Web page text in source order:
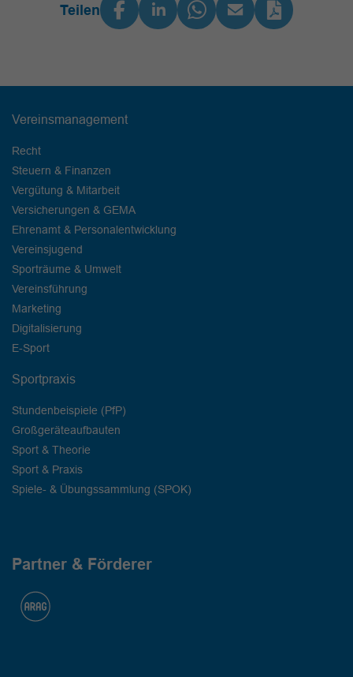
Teilen
Vereinsmanagement
Recht
Steuern & Finanzen
Vergütung & Mitarbeit
Versicherungen & GEMA
Ehrenamt & Personalentwicklung
Vereinsjugend
Sporträume & Umwelt
Vereinsführung
Marketing
Digitalisierung
E-Sport
Sportpraxis
Stundenbeispiele (PfP)
Großgeräteaufbauten
Sport & Theorie
Sport & Praxis
Spiele- & Übungssammlung (SPOK)
Partner & Förderer